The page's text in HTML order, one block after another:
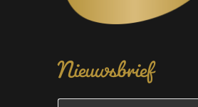
Nieuwsbrief